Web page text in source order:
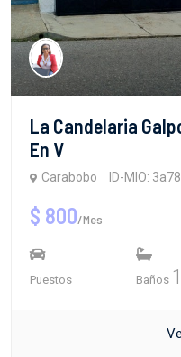
La Candelaria
En V
Carabobo ID-MIO: 3a78
$ 800/Mes
Puestos Baños 1